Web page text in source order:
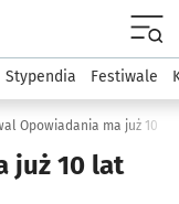
Kultura
Stypendia Festiwale
Opowiadania ma już 10 lat
już 10 lat